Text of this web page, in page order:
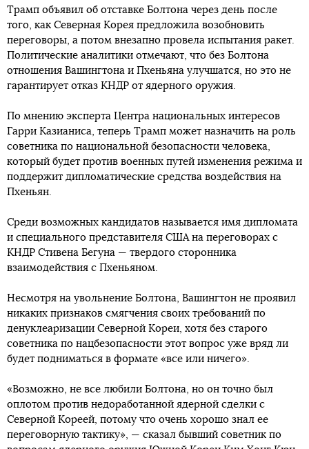
Трамп объявил об отставке Болтона через день после
того, как Северная Корея предложила возобновить
переговоры, а потом внезапно провела испытания ракет.
Политические аналитики отмечают, что без Болтона
отношения Вашингтона и Пхеньяна улучшатся, но это не
гарантирует отказ КНДР от ядерного оружия.
По мнению эксперта Центра национальных интересов
Гарри Казианиса, теперь Трамп может назначить на роль
советника по национальной безопасности человека,
который будет против военных путей изменения режима и
поддержит дипломатические средства воздействия на
Пхеньян.
Среди возможных кандидатов называется имя дипломата
и специального представителя США на переговорах с
КНДР Стивена Бегуна — твердого сторонника
взаимодействия с Пхеньяном.
Несмотря на увольнение Болтона, Вашингтон не проявил
никаких признаков смягчения своих требований по
денуклеаризации Северной Кореи, хотя без старого
советника по нацбезопасности этот вопрос уже вряд ли
будет подниматься в формате «все или ничего».
«Возможно, не все любили Болтона, но он точно был
оплотом против недоработанной ядерной сделки с
Северной Кореей, потому что очень хорошо знал ее
переговорную тактику», — сказал бывший советник по